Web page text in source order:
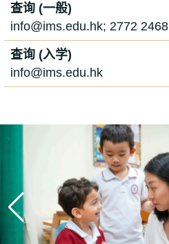
查询 (一般)
info@ims.edu.hk; 2772 2468
查询 (入学)
info@ims.edu.hk